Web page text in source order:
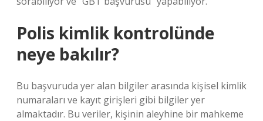
Polis kimlik kontrolünde
neye bakılır?
Bu başvuruda yer alan bilgiler arasında kişisel kimlik
numaraları ve kayıt girişleri gibi bilgiler yer
almaktadır. Bu veriler, kişinin aleyhine bir mahkeme